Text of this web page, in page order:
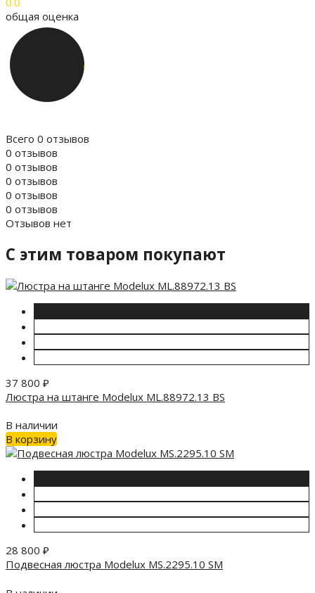
общая оценка
Всего 0 отзывов
0 отзывов
0 отзывов
0 отзывов
0 отзывов
0 отзывов
Отзывов нет
C этим товаром покупают
37 800 ₽
Люстра на штанге Modelux ML.88972.13 BS
В наличии
В корзину
28 800 ₽
Подвесная люстра Modelux MS.2295.10 SM